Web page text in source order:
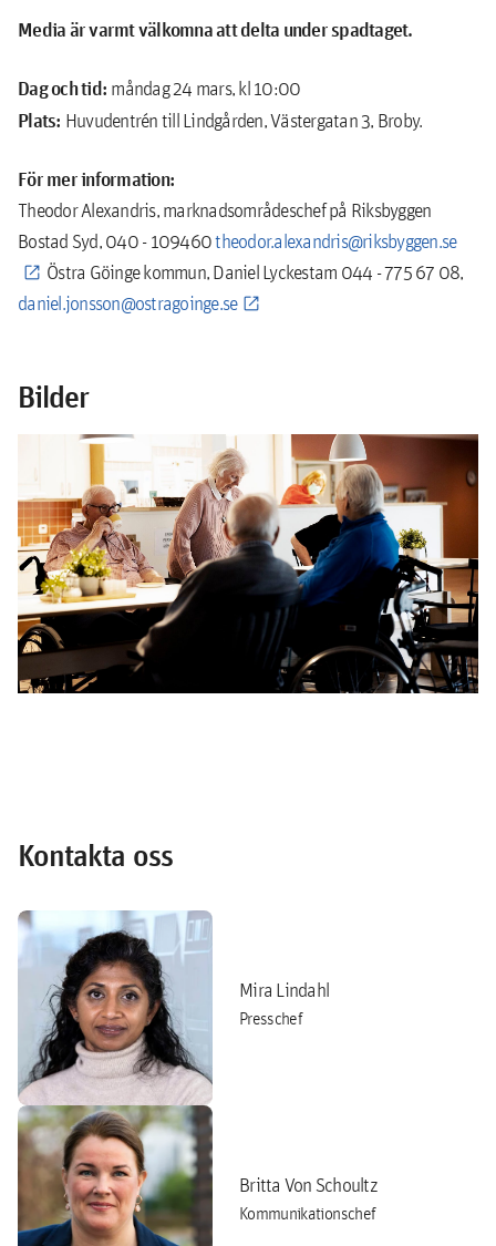
Media är varmt välkomna att delta under spadtaget.
Dag och tid: måndag 24 mars, kl 10:00
Plats: Huvudentrén till Lindgården, Västergatan 3, Broby.
För mer information:
Theodor Alexandris, marknadsområdeschef på Riksbyggen
Bostad Syd, 040 - 109460theodor.alexandris@riksbyggen.se
Östra Göinge kommun, Daniel Lyckestam 044 - 775 67 08,
daniel.jonsson@ostragoinge.se
Bilder
Kontakta oss
Mira Lindahl
Presschef
Britta Von Schoultz
Kommunikationschef